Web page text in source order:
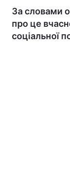
За словами
про це
соціальної